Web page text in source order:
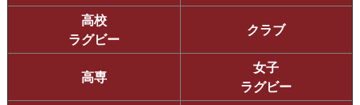
高校
ラグビー
クラブ
高専
女子
ラグビー